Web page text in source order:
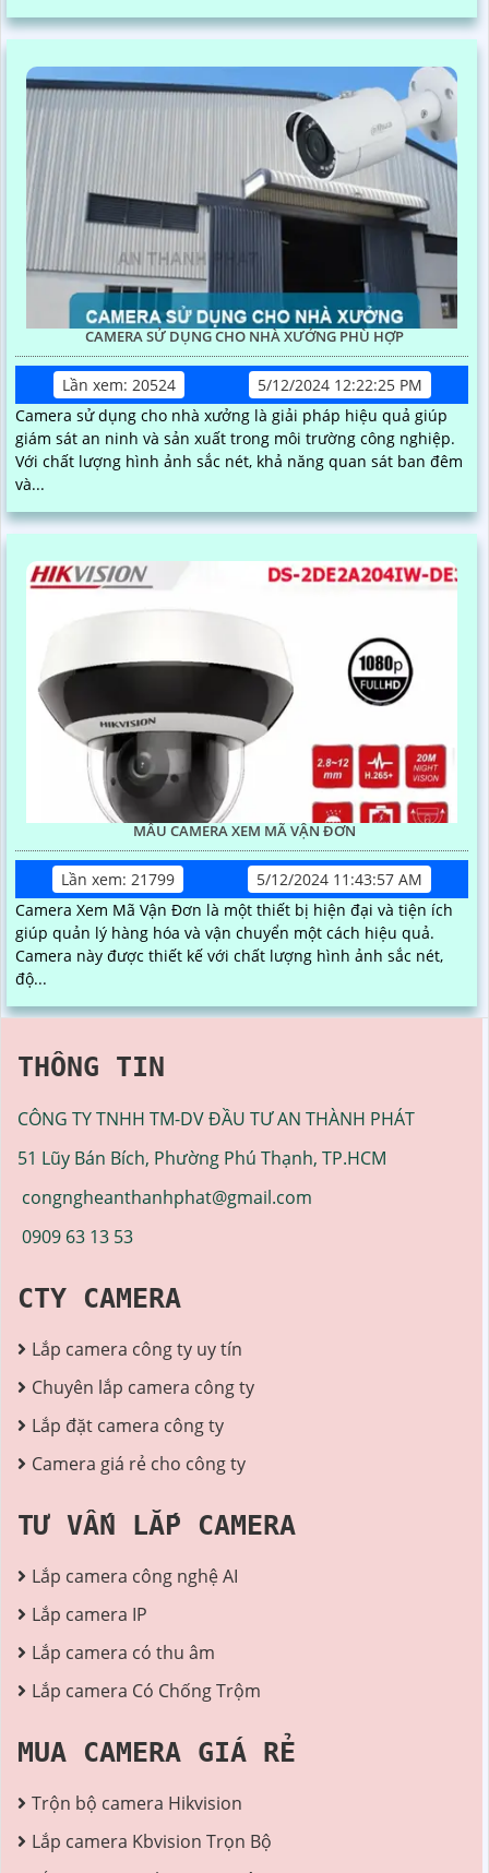
CAMERA SỬ DỤNG CHO NHÀ XƯỞNG PHÙ HỢP
Lần xem: 20524
5/12/2024 12:22:25 PM
Camera sử dụng cho nhà xưởng là giải pháp hiệu quả giúp
giám sát an ninh và sản xuất trong môi trường công nghiệp.
Với chất lượng hình ảnh sắc nét, khả năng quan sát ban đêm
và...
MẪU CAMERA XEM MÃ VẬN ĐƠN
Lần xem: 21799
5/12/2024 11:43:57 AM
Camera Xem Mã Vận Đơn là một thiết bị hiện đại và tiện ích
giúp quản lý hàng hóa và vận chuyển một cách hiệu quả.
Camera này được thiết kế với chất lượng hình ảnh sắc nét,
độ...
THÔNG TIN
CÔNG TY TNHH TM-DV ĐẦU TƯ AN THÀNH PHÁT
51 Lũy Bán Bích, Phường Phú Thạnh, TP.HCM
congngheanthanhphat@gmail.com
0909 63 13 53
CTY CAMERA
Lắp camera công ty uy tín
Chuyên lắp camera công ty
Lắp đặt camera công ty
Camera giá rẻ cho công ty
TƯ VẤN LẮP CAMERA
Lắp camera công nghệ AI
Lắp camera IP
Lắp camera có thu âm
Lắp camera Có Chống Trộm
MUA CAMERA GIÁ RẺ
Trộn bộ camera Hikvision
Lắp camera Kbvision Trọn Bộ